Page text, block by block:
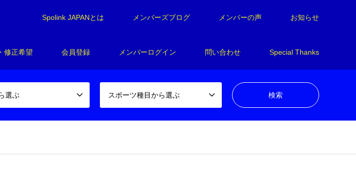
Spolink JAPANとは メンバーズブログ メンバーの声 お知らせ
修正希望 会員登録 メンバーログイン 問い合わせ Special Thanks
選ぶ スポーツ種目から選ぶ